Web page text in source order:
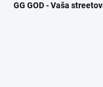
GG GOD - Vaša